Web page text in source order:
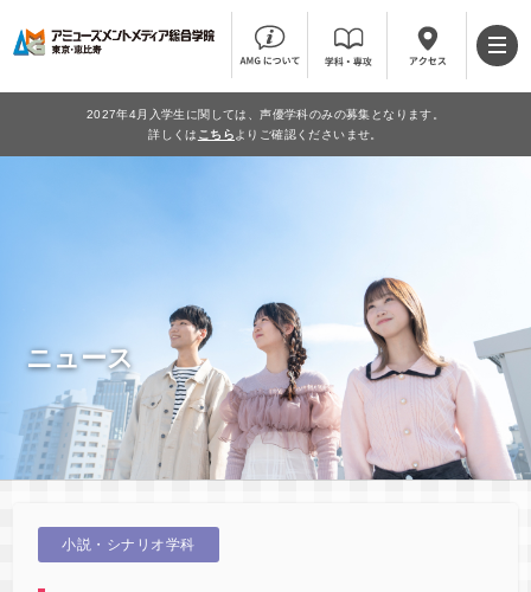
2027年4月入学生に関しては、声優学科のみの募集となります。
詳しくは こちら よりご確認くださいませ。
ニュース
小説・シナリオ学科